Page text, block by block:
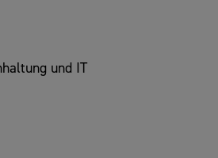
und IT